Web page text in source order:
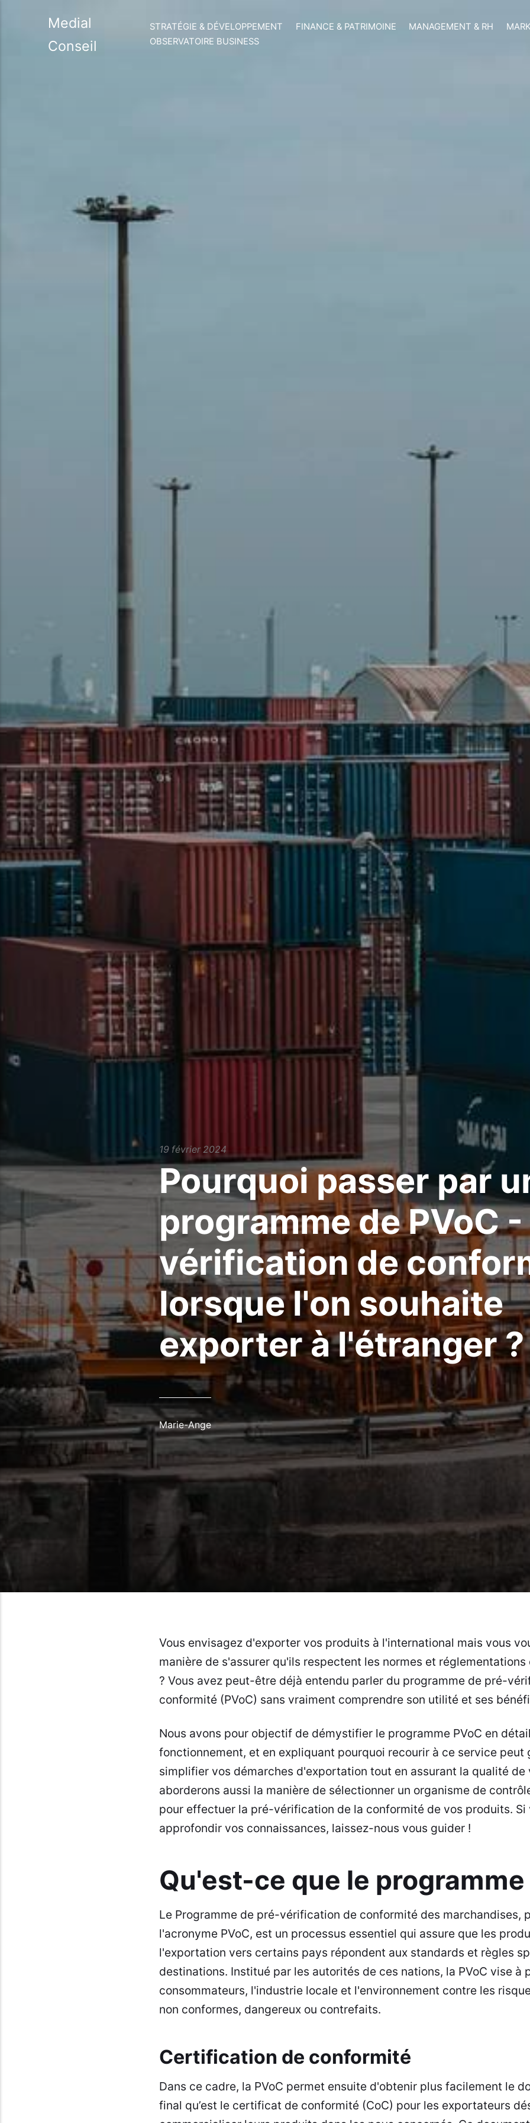
Medial
Conseil
STRATÉGIE & DÉVELOPPEMENT FINANCE & PATRIMOINE MANAGEMENT & RH
OBSERVATOIRE BUSINESS
19 février 2024
Pourquoi passer par
programme de PVoC
vérification de
lorsque l'on souhaite
exporter à l'étranger
Marie-Ange
Vous envisagez d'exporter vos produits à l'international mais vous
manière de s'assurer qu'ils respectent les normes et
? Vous avez peut-être déjà entendu parler du programme de pré-
conformité (PVoC) sans vraiment comprendre son utilité et ses
Nous avons pour objectif de démystifier le programme PVoC en
fonctionnement, et en expliquant pourquoi recourir à ce service peut
simplifier vos démarches d'exportation tout en assurant la qualité de
aborderons aussi la manière de sélectionner un organisme de
pour effectuer la pré-vérification de la conformité de vos produits. Si
approfondir vos connaissances, laissez-nous vous guider !
Qu'est-ce que le programme
Le Programme de pré-vérification de conformité des marchandises,
l'acronyme PVoC, est un processus essentiel qui assure que les
l'exportation vers certains pays répondent aux standards et règles
destinations. Institué par les autorités de ces nations, la PVoC vise à
consommateurs, l'industrie locale et l'environnement contre les
non conformes, dangereux ou contrefaits.
Certification de conformité
Dans ce cadre, la PVoC permet ensuite d'obtenir plus facilement le
final qu’est le certificat de conformité (CoC) pour les exportateurs